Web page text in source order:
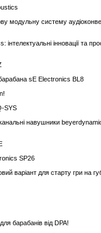
модульну систему
інтелектуальні інновації та
sE Electronics BL8
SYS
навушники
SP26
варіант для старту гри на
барабанів від DPA!